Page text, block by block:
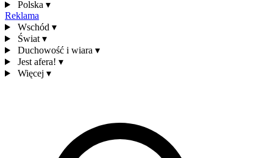
Polska ▾
Reklama
Wschód ▾
Świat ▾
Duchowość i wiara ▾
Jest afera! ▾
Więcej ▾